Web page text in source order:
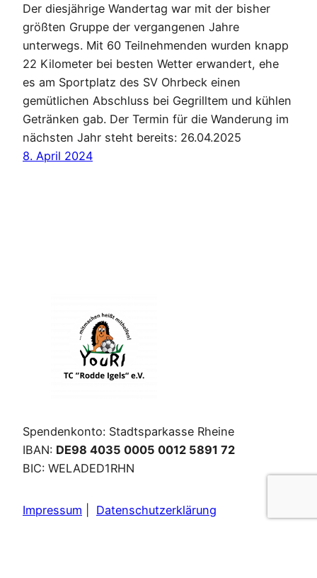
Der diesjährige Wandertag war mit der bisher
größten Gruppe der vergangenen Jahre
unterwegs. Mit 60 Teilnehmenden wurden knapp
22 Kilometer bei besten Wetter erwandert, ehe
es am Sportplatz des SV Ohrbeck einen
gemütlichen Abschluss bei Gegrilltem und kühlen
Getränken gab. Der Termin für die Wanderung im
nächsten Jahr steht bereits: 26.04.2025
8. April 2024
Spendenkonto: Stadtsparkasse Rheine
IBAN: DE98 4035 0005 0012 5891 72
BIC: WELADED1RHN
Impressum Datenschutzerklärung